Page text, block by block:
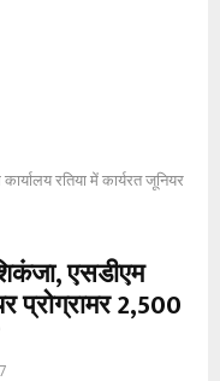
रतिया में कार्यरत जूनियर
एसडीएम
प्रोग्रामर ₹2,500